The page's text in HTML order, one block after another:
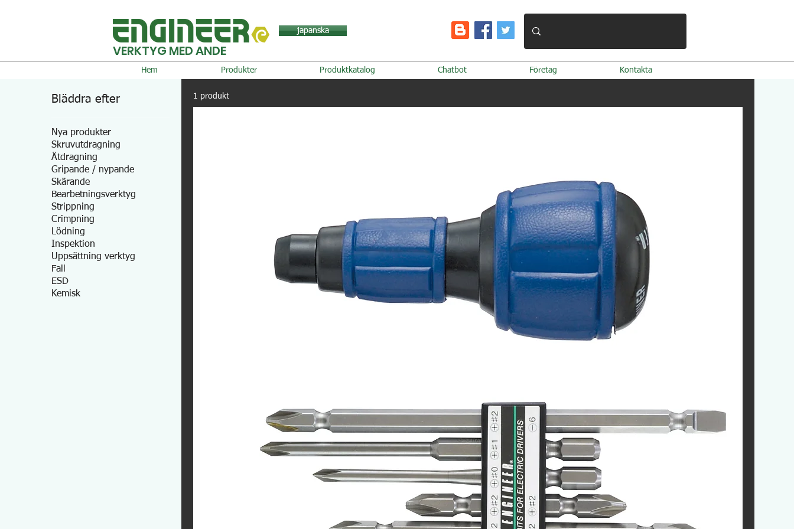
japanska
VERKTYG MED ANDE
Hem Produkter Produktkatalog Chatbot Företag Kontakta
Bläddra efter
Nya produkter
Skruvutdragning
Åtdragning
Gripande / nypande
Skärande
Bearbetningsverktyg
Strippning
Crimpning
Lödning
Inspektion
Uppsättning verktyg
Fall
ESD
Kemisk
1 produkt